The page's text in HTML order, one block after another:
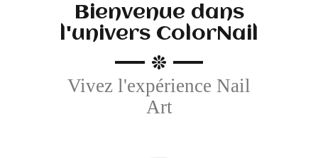
Bienvenue dans
l'univers ColorNail
Vivez l'expérience Nail
Art